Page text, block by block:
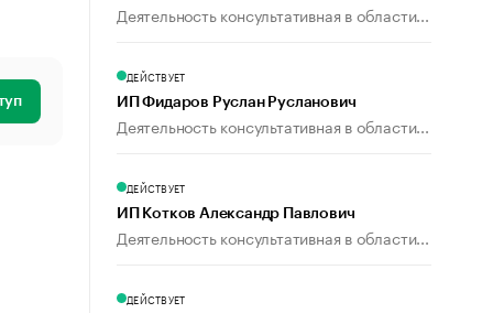
Деятельность консультативная в области...
ДЕЙСТВУЕТ
ИП Фидаров Руслан Русланович
Деятельность консультативная в области...
ДЕЙСТВУЕТ
ИП Котков Александр Павлович
Деятельность консультативная в области...
ДЕЙСТВУЕТ